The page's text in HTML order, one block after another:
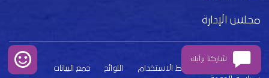
مجلس الإدارة
بيان الخصوصية شروط الاستخدام اللوائح
جمع البيانات
شاركنا برأيك